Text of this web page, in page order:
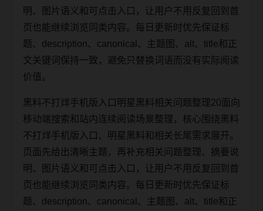
明、图片语义和可点击入口，让用户不用反复回到首
页也能继续浏览同类内容。每日更新时优先保证标
题、description、canonical、主题图、alt、title和正
文关键词保持一致，避免只替换词语而没有实际阅读
价值。
黑料不打烊手机版入口明星黑料相关问题整理20面向
移动端搜索和站内连续阅读场景整理，核心围绕黑料
不打烊手机版入口、明星黑料和相关长尾需求展开。
页面先给出清晰主题，再补充相关问题整理、摘要说
明、图片语义和可点击入口，让用户不用反复回到首
页也能继续浏览同类内容。每日更新时优先保证标
题、description、canonical、主题图、alt、title和正